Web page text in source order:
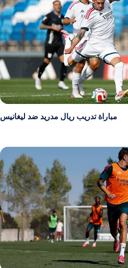
مباراة تدريب ريال مدريد ضد ليغانيس